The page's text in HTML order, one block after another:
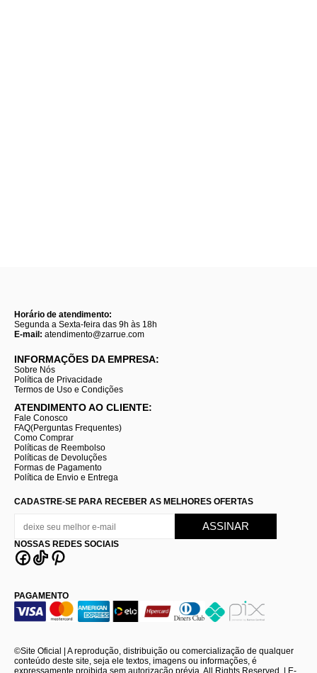
Horário de atendimento:
Segunda a Sexta-feira das 9h às 18h
E-mail: atendimento@zarrue.com
INFORMAÇÕES DA EMPRESA:
Sobre Nós
Política de Privacidade
Termos de Uso e Condições
ATENDIMENTO AO CLIENTE:
Fale Conosco
FAQ(Perguntas Frequentes)
Como Comprar
Políticas de Reembolso
Políticas de Devoluções
Formas de Pagamento
Política de Envio e Entrega
CADASTRE-SE PARA RECEBER AS MELHORES OFERTAS
NOSSAS REDES SOCIAIS
©Site Oficial | A reprodução, distribuição ou comercialização de qualquer
conteúdo deste site, seja ele textos, imagens ou informações, é
expressamente proibida sem autorização prévia. All Rights Reserved. | E-
PAGAMENTO